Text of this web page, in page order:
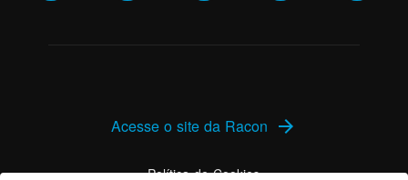
Acesse o site da Racon arrow_forward
Política de Cookies